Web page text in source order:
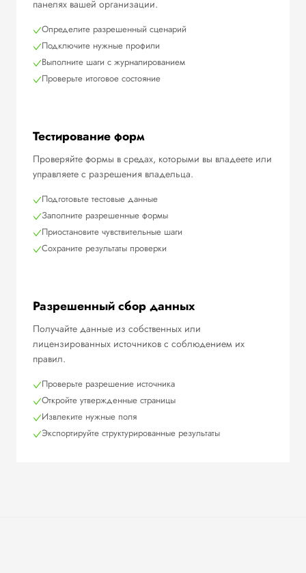
панелях вашей организации.
Определите разрешенный сценарий
Подключите нужные профили
Выполните шаги с журналированием
Проверьте итоговое состояние
Тестирование форм
Проверяйте формы в средах, которыми вы владеете или
управляете с разрешения владельца.
Подготовьте тестовые данные
Заполните разрешенные формы
Приостановите чувствительные шаги
Сохраните результаты проверки
Разрешенный сбор данных
Получайте данные из собственных или
лицензированных источников с соблюдением их
правил.
Проверьте разрешение источника
Откройте утвержденные страницы
Извлеките нужные поля
Экспортируйте структурированные результаты